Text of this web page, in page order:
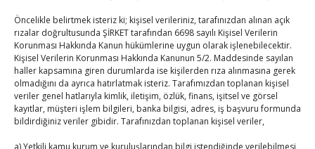
Öncelikle belirtmek isteriz ki; kişisel verileriniz, tarafınızdan alınan açık
rızalar doğrultusunda ŞİRKET tarafından 6698 sayılı Kişisel Verilerin
Korunması Hakkında Kanun hükümlerine uygun olarak işlenebilecektir.
Kişisel Verilerin Korunması Hakkında Kanunun 5/2. Maddesinde sayılan
haller kapsamına giren durumlarda ise kişilerden rıza alınmasına gerek
olmadığını da ayrıca hatırlatmak isteriz. Tarafımızdan toplanan kişisel
veriler genel hatlarıyla kimlik, iletişim, özlük, finans, işitsel ve görsel
kayıtlar, müşteri işlem bilgileri, banka bilgisi, adres, iş başvuru formunda
bildirdiğiniz veriler gibidir. Tarafınızdan toplanan kişisel veriler,
a) Yetkili kamu kurum ve kuruluşlarından bilgi istendiğinde verilebilmesi
Emiroğlu’nu kabul etti
ByTUTSOon Ağu 4, 2026
Ağustos 2026
P
S Ç P C C
P
1
2